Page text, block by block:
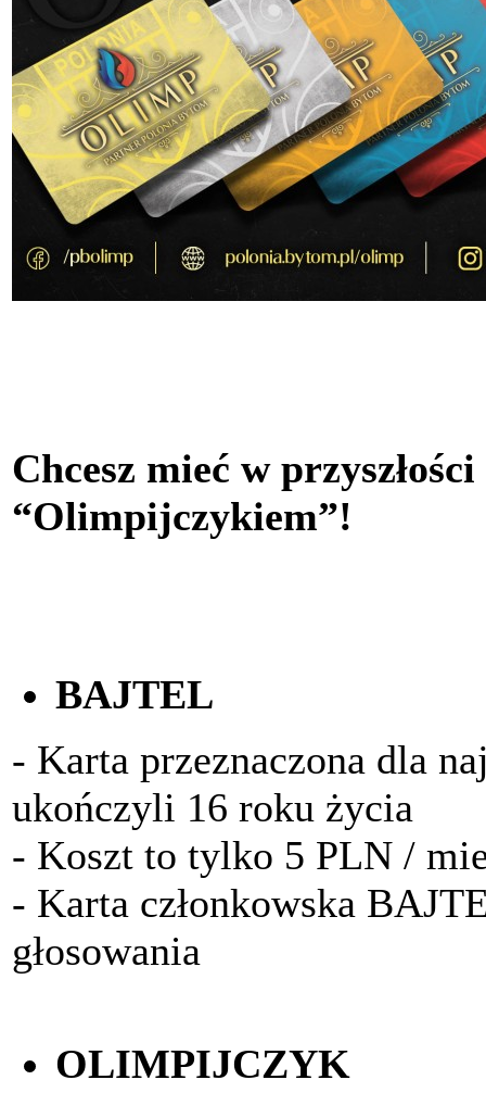
Chcesz mieć w
“Olimpijczykiem”!
BAJTEL
- Karta przeznaczona dla
ukończyli 16 roku życia
- Koszt to tylko 5 PLN /
- Karta członkowska
głosowania
OLIMPIJCZYK